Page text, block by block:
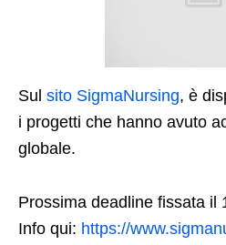
Sul sito SigmaNursing, è
i progetti che hanno avuto
globale.
Prossima deadline fissata il
Info qui: https://